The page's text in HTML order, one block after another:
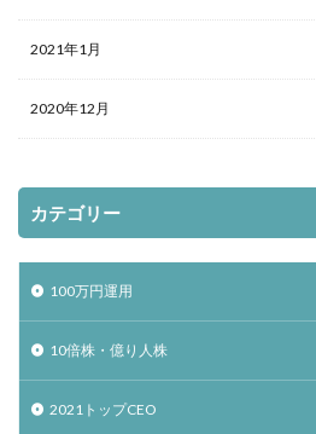
2021年1月
2020年12月
カテゴリー
100万円運用
10倍株・億り人株
2021トップCEO